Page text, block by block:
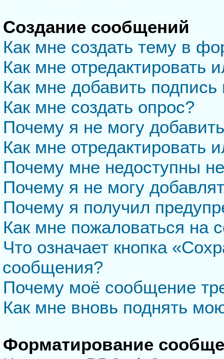
Создание сообщений
Как мне создать тему в
Как мне отредактировать
Как мне добавить
Как мне создать опрос?
Почему я не могу
Как мне отредактировать
Почему мне недоступны
Почему я не могу
Почему я получил
Как мне пожаловаться на
Что означает кнопка
сообщения?
Почему моё сообщение
Как мне вновь поднять
Форматирование